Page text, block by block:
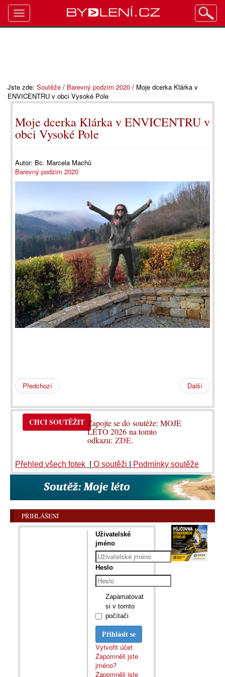
Jste zde: Soutěže / Barevný podzim 2020 / Moje dcerka Klárka v
ENVICENTRU v obci Vysoké Pole
Moje dcerka Klárka v ENVICENTRU v
obci Vysoké Pole
Autor: Bc. Marcela Machů
Barevný podzim 2020
Předchozí Další
CHCI SOUTĚŽIT Zapojte se do soutěže: MOJE
LÉTO 2026 na tomto
odkazu:ZDE.
Přehled všech fotek O soutěži Podmínky soutěže
PŘIHLÁŠENÍ
Uživatelské
jméno
Heslo
Zapamatovat
si v tomto
počítači
Přihlásit se
Vytvořit účet
Zapomněli jste
jméno?
Zapomněli jste
Toggle
navigation